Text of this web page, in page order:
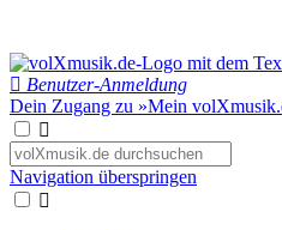
Benutzer-Anmeldung
Dein Zugang zu »Mein
Navigation überspringen